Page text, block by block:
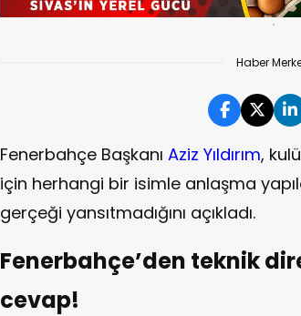
Haber
Fenerbahçe Başkanı Aziz Yıldırım,
için herhangi bir isimle anlaşma
gerçeği yansıtmadığını açıkladı.
Fenerbahçe’den teknik
cevap!